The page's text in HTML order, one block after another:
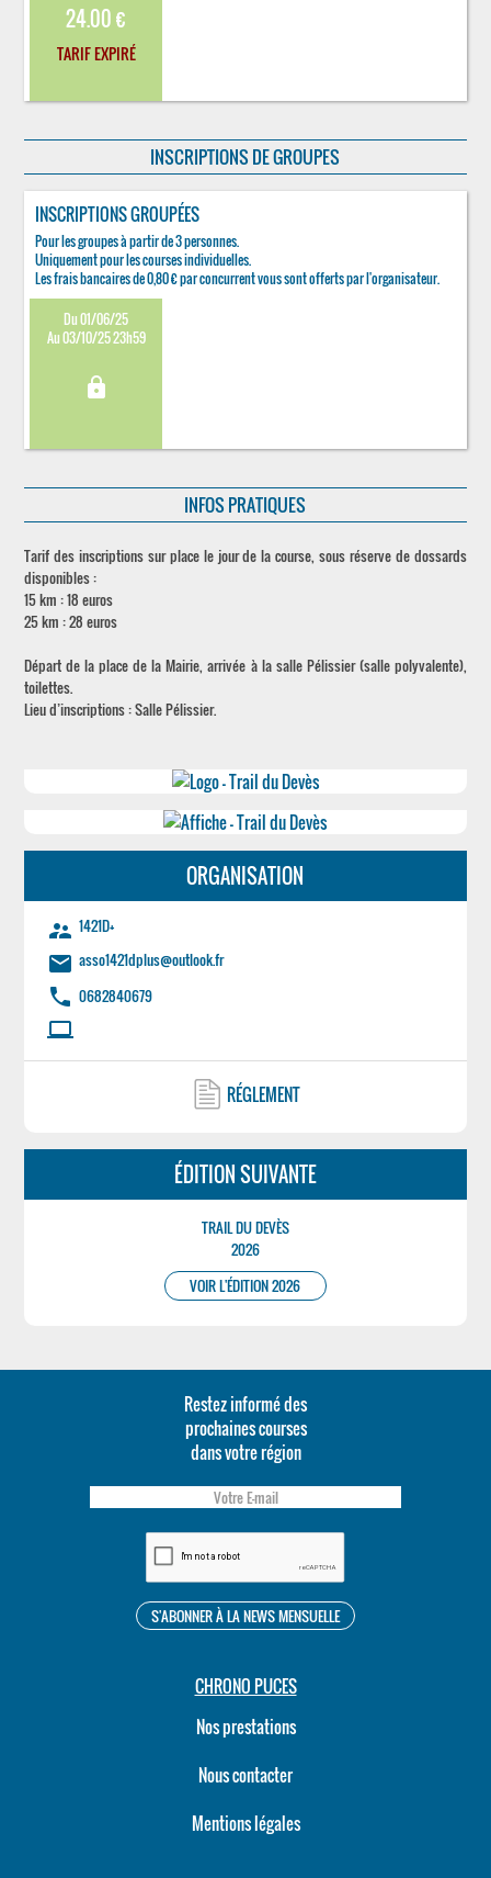
24.00 €
TARIF EXPIRÉ
INSCRIPTIONS DE GROUPES
INSCRIPTIONS GROUPÉES
Pour les groupes à partir de 3 personnes.
Uniquement pour les courses individuelles.
Les frais bancaires de 0,80 € par concurrent vous sont offerts par l'organisateur.
Du 01/06/25
Au 03/10/25 23h59
lock
INFOS PRATIQUES
Tarif des inscriptions sur place le jour de la course, sous réserve de dossards
disponibles :
15 km : 18 euros
25 km : 28 euros
Départ de la place de la Mairie, arrivée à la salle Pélissier (salle polyvalente),
toilettes.
Lieu d’inscriptions : Salle Pélissier.
ORGANISATION
supervisor_account 1421D+
email asso1421dplus@outlook.fr
phone 0682840679
laptop
RÉGLEMENT
ÉDITION SUIVANTE
TRAIL DU DEVÈS
2026
VOIR L'ÉDITION 2026
Restez informé des
prochaines courses
dans votre région
CHRONO PUCES
Nos prestations
Nous contacter
Mentions légales